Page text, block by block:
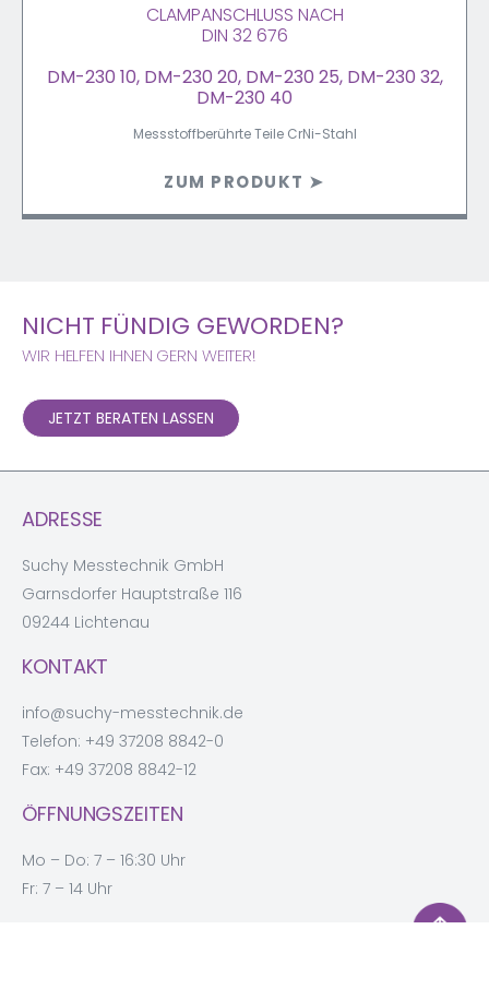
CLAMPANSCHLUSS NACH
DIN 32 676
DM-230 10, DM-230 20, DM-230 25, DM-230 32,
DM-230 40
Messstoffberührte Teile CrNi-Stahl
ZUM PRODUKT ➤
NICHT FÜNDIG GEWORDEN?
WIR HELFEN IHNEN GERN WEITER!
JETZT BERATEN LASSEN
ADRESSE
Suchy Messtechnik GmbH
Garnsdorfer Hauptstraße 116
09244 Lichtenau
KONTAKT
info@suchy-messtechnik.de
Telefon: +49 37208 8842-0
Fax: +49 37208 8842-12
ÖFFNUNGSZEITEN
Mo – Do: 7 – 16:30 Uhr
Fr: 7 – 14 Uhr